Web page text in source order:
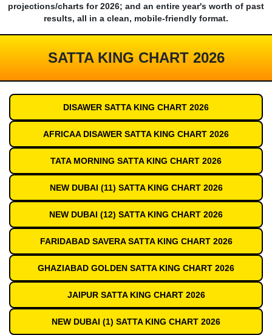
projections/charts for 2026; and an entire year's worth of past
results, all in a clean, mobile-friendly format.
SATTA KING CHART 2026
DISAWER SATTA KING CHART 2026
AFRICAA DISAWER SATTA KING CHART 2026
TATA MORNING SATTA KING CHART 2026
NEW DUBAI (11) SATTA KING CHART 2026
NEW DUBAI (12) SATTA KING CHART 2026
FARIDABAD SAVERA SATTA KING CHART 2026
GHAZIABAD GOLDEN SATTA KING CHART 2026
JAIPUR SATTA KING CHART 2026
NEW DUBAI (1) SATTA KING CHART 2026